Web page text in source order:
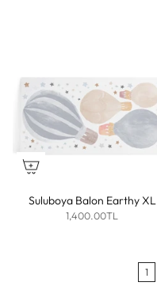
Suluboya Balon Earthy XL
1,400.00TL
1